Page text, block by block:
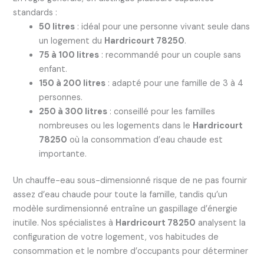
standards :
50 litres: idéal pour une personne vivant seule dans
un logement du Hardricourt 78250.
75 à 100 litres: recommandé pour un couple sans
enfant.
150 à 200 litres: adapté pour une famille de 3 à 4
personnes.
250 à 300 litres: conseillé pour les familles
nombreuses ou les logements dans le Hardricourt
78250 où la consommation d’eau chaude est
importante.
Un chauffe-eau sous-dimensionné risque de ne pas fournir
assez d’eau chaude pour toute la famille, tandis qu’un
modèle surdimensionné entraîne un gaspillage d’énergie
inutile. Nos spécialistes à Hardricourt 78250 analysent la
configuration de votre logement, vos habitudes de
consommation et le nombre d’occupants pour déterminer